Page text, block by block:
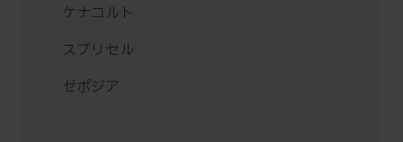
ケナコルト
スプリセル
ゼポジア